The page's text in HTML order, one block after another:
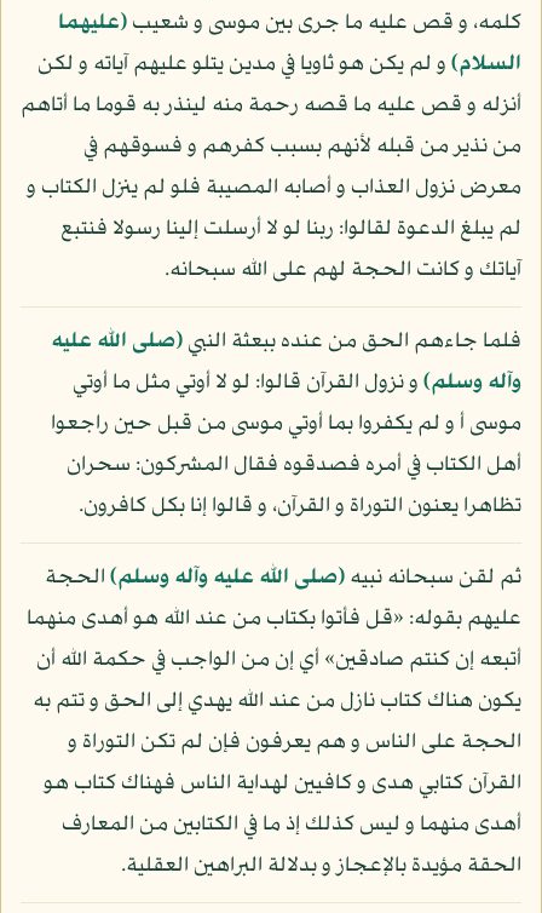
كلمه، و قص عليه ما جرى بين موسى و شعيب(عليهما
السلام)و لم يكن هو ثاويا في مدين يتلو عليهم آياته و لكن
أنزله و قص عليه ما قصه رحمة منه لينذر به قوما ما أتاهم
من نذير من قبله لأنهم بسبب كفرهم و فسوقهم في
معرض نزول العذاب و أصابه المصيبة فلو لم ينزل الكتاب و
لم يبلغ الدعوة لقالوا: ربنا لو لا أرسلت إلينا رسولا فنتبع
آياتك و كانت الحجة لهم على الله سبحانه.
فلما جاءهم الحق من عنده ببعثة النبي(صلى الله عليه
وآله وسلم)و نزول القرآن قالوا: لو لا أوتي مثل ما أوتي
موسى أ و لم يكفروا بما أوتي موسى من قبل حين راجعوا
أهل الكتاب في أمره فصدقوه فقال المشركون: سحران
تظاهرا يعنون التوراة و القرآن، و قالوا إنا بكل كافرون.
ثم لقن سبحانه نبيه(صلى الله عليه وآله وسلم)الحجة
عليهم بقوله: «قل فأتوا بكتاب من عند الله هو أهدى منهما
أتبعه إن كنتم صادقين» أي إن من الواجب في حكمة الله أن
يكون هناك كتاب نازل من عند الله يهدي إلى الحق و تتم به
الحجة على الناس و هم يعرفون فإن لم تكن التوراة و
القرآن كتابي هدى و كافيين لهداية الناس فهناك كتاب هو
أهدى منهما و ليس كذلك إذ ما في الكتابين من المعارف
الحقة مؤيدة بالإعجاز و بدلالة البراهين العقلية.